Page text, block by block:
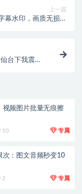
上一篇
幕水印，画质无损操
台下我震惊
视频图片批量无痕擦
10 专属
次：图文音频秒变10
2 专属